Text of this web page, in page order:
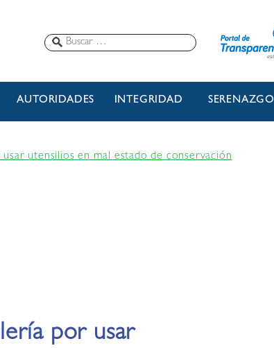
AUTORIDADES INTEGRIDAD SERENAZGO
utensilios en mal estado de conservación
por usar